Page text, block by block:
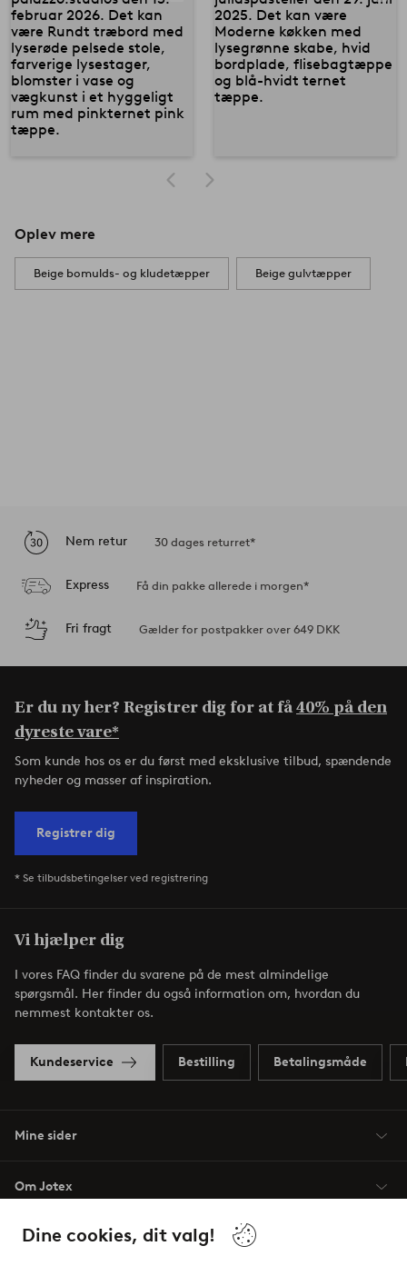
Dine cookies, dit valg!
Oplev mere
Beige bomulds- og kludetæpper Beige gulvtæpper
Nem retur 30 dages returret*
Express Få din pakke allerede i morgen*
Fri fragt Gælder for postpakker over 649 DKK
Er du ny her? Registrer dig for at få40% på den
dyreste vare*
Som kunde hos os er du først med eksklusive tilbud, spændende
nyheder og masser af inspiration.
Registrer dig
* Se tilbudsbetingelser ved registrering
Vi hjælper dig
I vores FAQ finder du svarene på de mest almindelige
spørgsmål. Her finder du også information om, hvordan du
nemmest kontakter os.
Kundeservice Bestilling Betalingsmåde
Mine sider
Om Jotex
Vilkår